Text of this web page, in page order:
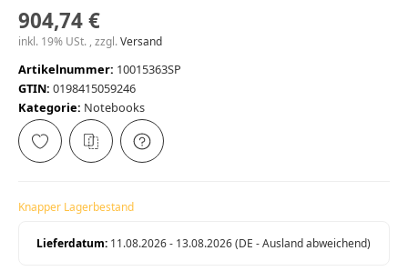
904,74 €
inkl. 19% USt. , zzgl.Versand
Artikelnummer: 10015363SP
GTIN: 0198415059246
Kategorie: Notebooks
Knapper Lagerbestand
Lieferdatum: 11.08.2026 - 13.08.2026(DE - Ausland abweichend)